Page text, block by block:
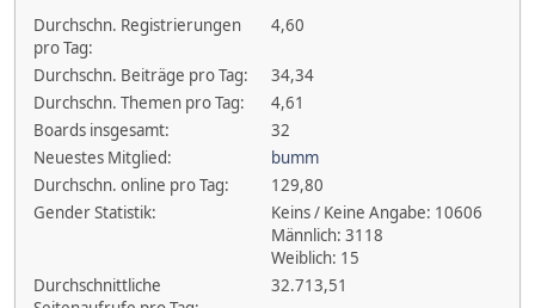
Durchschn. Registrierungen
pro Tag:
4,60
Durchschn. Beiträge pro Tag:
34,34
Durchschn. Themen pro Tag:
4,61
Boards insgesamt:
32
Neuestes Mitglied:
bumm
Durchschn. online pro Tag:
129,80
Gender Statistik:
Keins / Keine Angabe: 10606
Männlich: 3118
Weiblich: 15
Durchschnittliche
32.713,51